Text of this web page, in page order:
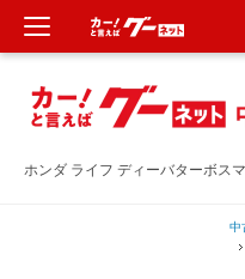
ホンダ ライフ ディーバターボ
中
新車
中古車